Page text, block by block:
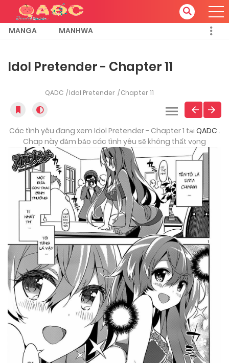
MANGA MANHWA
Idol Pretender - Chapter 11
QADC Idol Pretender Chapter 11
Các tình yêu đang xem Idol Pretender - Chapter 1 tại QADC .
Chap này đảm bảo các tình yêu sẽ không thất vọng